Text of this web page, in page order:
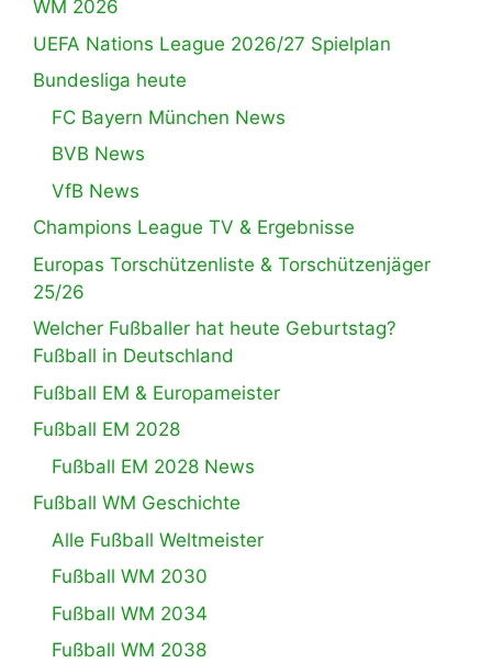
WM 2026
UEFA Nations League 2026/27 Spielplan
Bundesliga heute
FC Bayern München News
BVB News
VfB News
Champions League TV & Ergebnisse
Europas Torschützenliste & Torschützenjäger
25/26
Welcher Fußballer hat heute Geburtstag?
Fußball in Deutschland
Fußball EM & Europameister
Fußball EM 2028
Fußball EM 2028 News
Fußball WM Geschichte
Alle Fußball Weltmeister
Fußball WM 2030
Fußball WM 2034
Fußball WM 2038